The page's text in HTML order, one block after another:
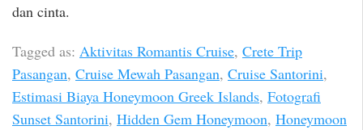
dan cinta.
Tagged as: Aktivitas Romantis Cruise, Crete Trip
Pasangan, Cruise Mewah Pasangan, Cruise Santorini,
Estimasi Biaya Honeymoon Greek Islands, Fotografi
Sunset Santorini, Hidden Gem Honeymoon, Honeymoon